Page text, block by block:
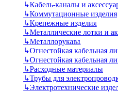
↳Кабель-каналы и
↳Коммутационные изделия
↳Крепежные изделия
↳Металлические лотки и
↳Металлорукава
↳Огнестойкая кабельная
↳Огнестойкая кабельная
↳Расходные материалы
↳Трубы для
↳Электротехнические